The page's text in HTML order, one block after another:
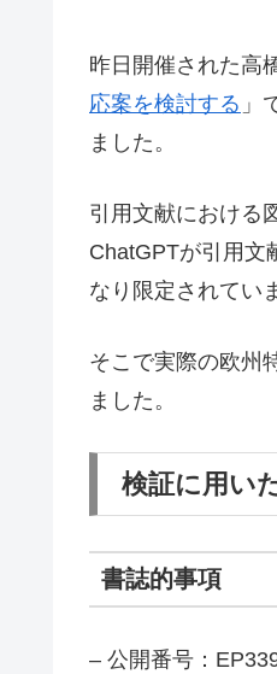
昨日開催された高
応案を検討する 」
ました。
引用文献における
ChatGPTが引用文
なり限定されてい
そこで実際の欧州
ました。
検証に用い
書誌的事項
– 公開番号：